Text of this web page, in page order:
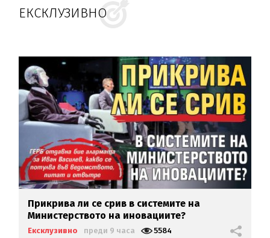
ЕКСКЛУЗИВНО
Прикрива ли се срив в системите на
Министерството на иновациите?
Ексклузивно преди 9 часа 5584